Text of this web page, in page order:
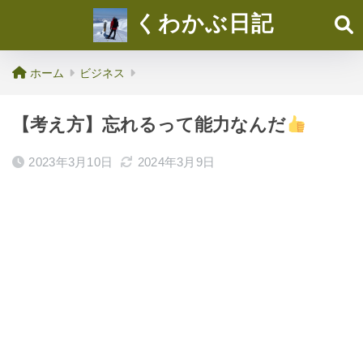
くわかぶ日記
ホーム ビジネス
【考え方】忘れるって能力なんだ
2023年3月10日 2024年3月9日